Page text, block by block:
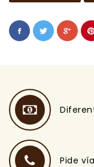
Pide